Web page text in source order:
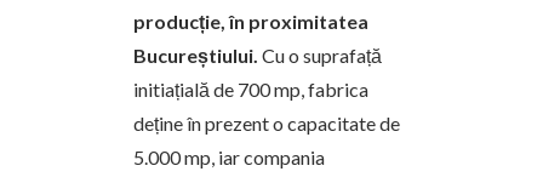
producție, în proximitatea
Bucureștiului. Cu o suprafață
initiațială de 700 mp, fabrica
deține în prezent o capacitate de
5.000 mp, iar compania